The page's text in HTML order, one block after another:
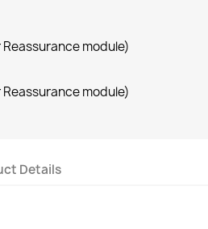
module)
module)
Details